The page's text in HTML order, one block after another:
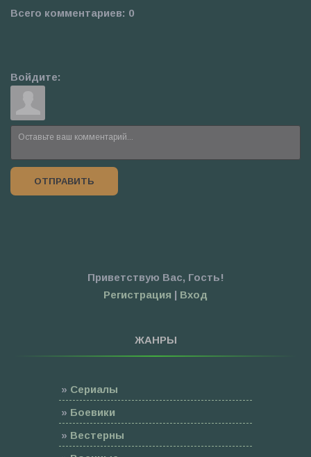
Всего комментариев: 0
Войдите:
ОТПРАВИТЬ
Приветствую Вас, Гость!
Регистрация | Вход
ЖАНРЫ
» Сериалы
» Боевики
» Вестерны